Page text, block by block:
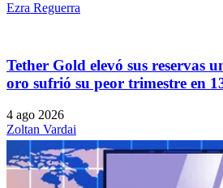
Ezra Reguerra
Tether Gold elevó sus reservas
oro sufrió su peor trimestre en
4 ago 2026
Zoltan Vardai